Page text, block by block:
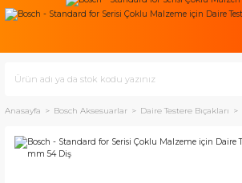
Anasayfa Bosch Aksesuarlar Daire Testere Bıçakları